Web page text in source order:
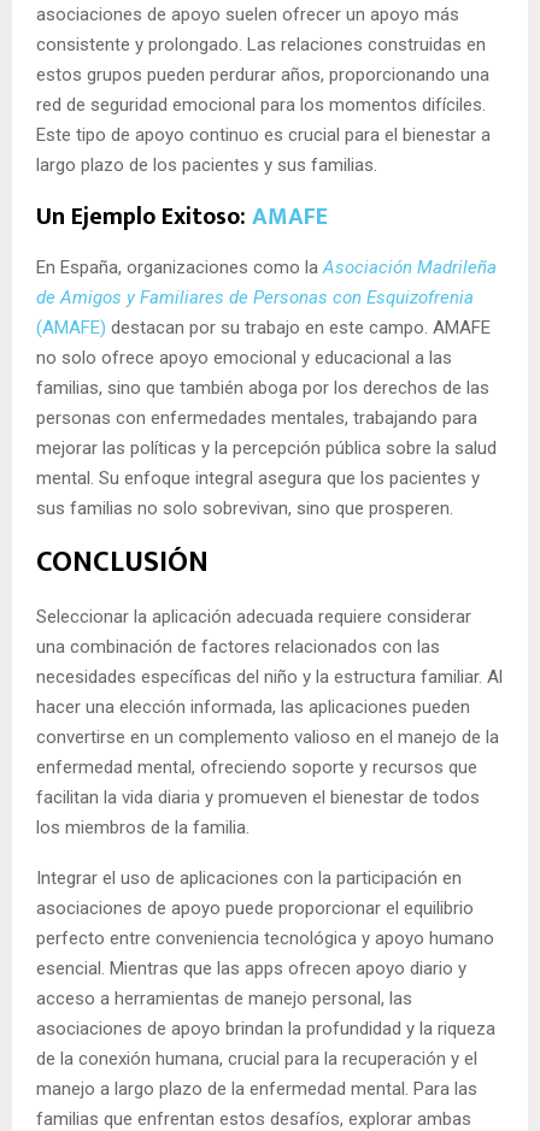
asociaciones de apoyo suelen ofrecer un apoyo más
consistente y prolongado. Las relaciones construidas en
estos grupos pueden perdurar años, proporcionando una
red de seguridad emocional para los momentos difíciles.
Este tipo de apoyo continuo es crucial para el bienestar a
largo plazo de los pacientes y sus familias.
Un Ejemplo Exitoso:AMAFE
En España, organizaciones como laAsociación Madrileña
de Amigos y Familiares de Personas con Esquizofrenia
(AMAFE) destacan por su trabajo en este campo. AMAFE
no solo ofrece apoyo emocional y educacional a las
familias, sino que también aboga por los derechos de las
personas con enfermedades mentales, trabajando para
mejorar las políticas y la percepción pública sobre la salud
mental. Su enfoque integral asegura que los pacientes y
sus familias no solo sobrevivan, sino que prosperen.
CONCLUSIÓN
Seleccionar la aplicación adecuada requiere considerar
una combinación de factores relacionados con las
necesidades específicas del niño y la estructura familiar. Al
hacer una elección informada, las aplicaciones pueden
convertirse en un complemento valioso en el manejo de la
enfermedad mental, ofreciendo soporte y recursos que
facilitan la vida diaria y promueven el bienestar de todos
los miembros de la familia.
Integrar el uso de aplicaciones con la participación en
asociaciones de apoyo puede proporcionar el equilibrio
perfecto entre conveniencia tecnológica y apoyo humano
esencial. Mientras que las apps ofrecen apoyo diario y
acceso a herramientas de manejo personal, las
asociaciones de apoyo brindan la profundidad y la riqueza
de la conexión humana, crucial para la recuperación y el
manejo a largo plazo de la enfermedad mental. Para las
familias que enfrentan estos desafíos, explorar ambas